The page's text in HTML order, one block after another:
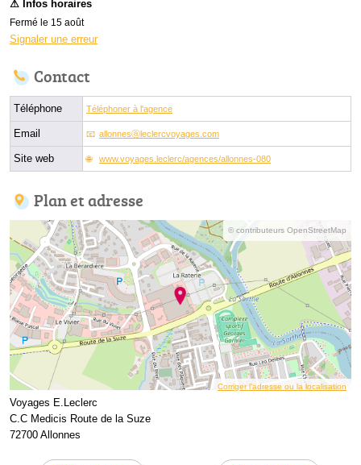
Fermé le 15 août
Signaler une erreur
Contact
Téléphone Téléphoner à l'agence
Email allonnesⓐleclercvoyages.com
Site web www.voyages.leclerc/agences/allonnes-080
Plan et adresse
© contributeurs OpenStreetMap
Corriger l’adresse ou la localisation
Voyages E.Leclerc
C.C Medicis Route de la Suze
72700 Allonnes